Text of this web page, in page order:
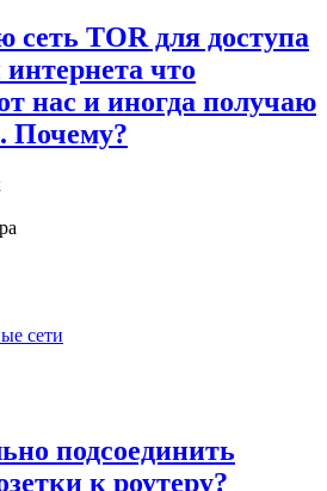
сеть TOR для доступа
что
нас и иногда получаю
Почему?
сети
подсоединить
к роутеру?